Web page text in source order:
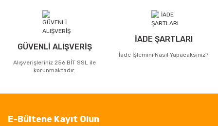
GÜVENLİ ALIŞVERİŞ
Alışverişleriniz 256 BİT SSL ile
korunmaktadır.
İADE ŞARTLARI
İade İşlemini Nasıl Yapacaksınız?
E-Bültene Kayıt Olun